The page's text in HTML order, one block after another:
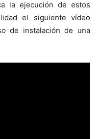
la ejecución de estos
el siguiente vídeo
de instalación de una